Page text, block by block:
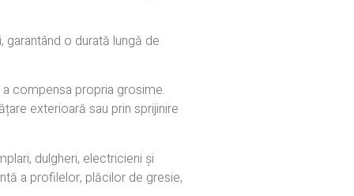
o durată lungă de
compensa propria grosime.
exterioară sau prin sprijinire
dulgheri, electricieni și
a profilelor, plăcilor de gresie,